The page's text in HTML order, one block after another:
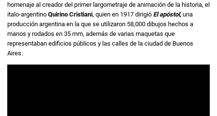
homenaje al creador del primer largometraje de animación de la historia, el
italo-argentino Quirino Cristiani, quien en 1917 dirigió El apóstol, una
producción argentina en la que se utilizaron 58,000 dibujos hechos a
manos y rodados en 35 mm, además de varias maquetas que
representaban edificios públicos y las calles de la ciudad de Buenos
Aires.